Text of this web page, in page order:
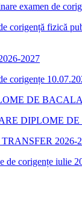
examen de
corigență fizică
2027
corigențe
DE
2026-
de corigențe iulie